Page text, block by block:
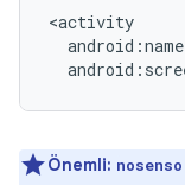
Önemli: